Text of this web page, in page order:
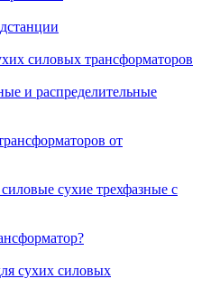
силовых трансформаторов
и распределительные
от
сухие трехфазные с
сухих силовых